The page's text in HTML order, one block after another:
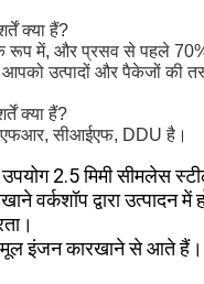
क्या हैं?
रूप में, और प्रसव से पहले
उत्पादों और पैकेजों की
क्या हैं?
सीआईएफ, DDU है।
2.5 मिमी सीमलेस
वर्कशॉप द्वारा उत्पादन में
मूल इंजन कारखाने से आते हैं।